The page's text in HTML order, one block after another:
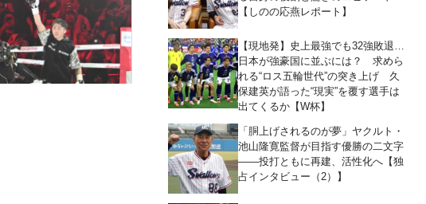
【しのの応燕レポート】
【現地発】史上最強でも32強敗退…
日本が強豪国に並ぶには？ 求めら
れる“ロス五輪世代”の突き上げ 久
保建英が語った“現実”を覆す選手は
出てくるか【W杯】
「胴上げされるのが夢」ヤクルト・
池山隆寛監督が目指す優勝の二文字
――投打ともに再建、活性化へ【独
占インタビュー（2）】